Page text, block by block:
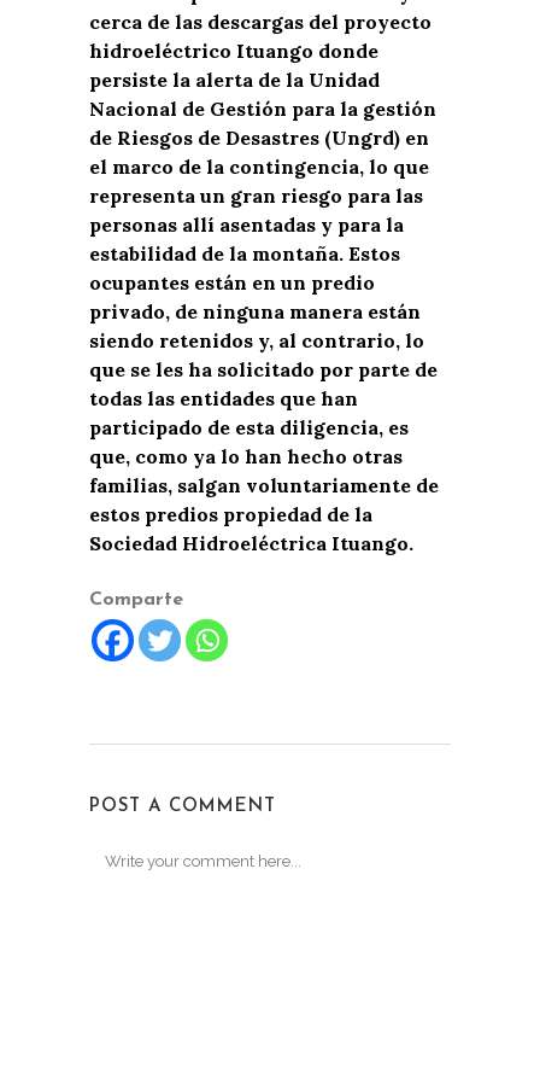
cerca de las descargas del proyecto
hidroeléctrico Ituango donde
persiste la alerta de la Unidad
Nacional de Gestión para la gestión
de Riesgos de Desastres (Ungrd) en
el marco de la contingencia, lo que
representa un gran riesgo para las
personas allí asentadas y para la
estabilidad de la montaña. Estos
ocupantes están en un predio
privado, de ninguna manera están
siendo retenidos y, al contrario, lo
que se les ha solicitado por parte de
todas las entidades que han
participado de esta diligencia, es
que, como ya lo han hecho otras
familias, salgan voluntariamente de
estos predios propiedad de la
Sociedad Hidroeléctrica Ituango.
Comparte
POST A COMMENT